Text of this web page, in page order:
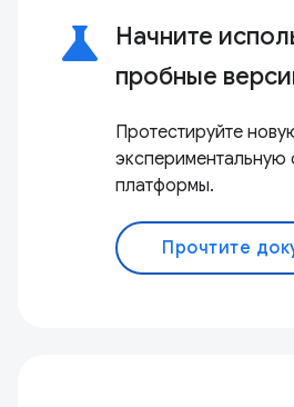
science
Начните
пробные
Протестируйте
платформы.
Прочтите